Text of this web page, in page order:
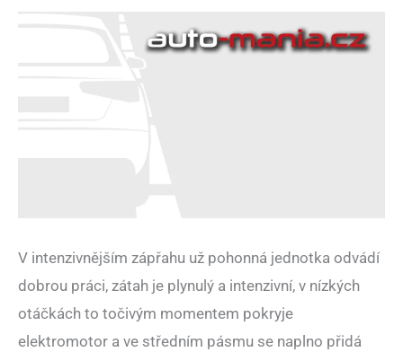
V intenzivnějším zápřahu už pohonná jednotka odvádí
dobrou práci, zátah je plynulý a intenzivní, v nízkých
otáčkách to točivým momentem pokryje
elektromotor a ve středním pásmu se naplno přidá